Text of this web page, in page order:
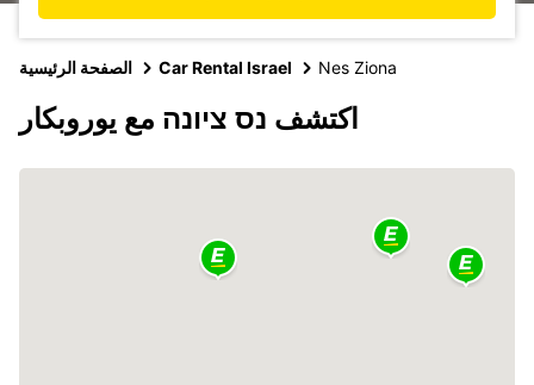
الصفحة الرئيسية Car Rental Israel Nes Ziona
اكتشف נס ציונה مع يوروبكار